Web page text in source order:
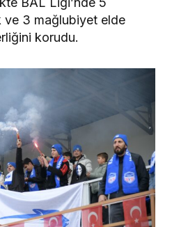
3 mağlubiyet elde
korudu.